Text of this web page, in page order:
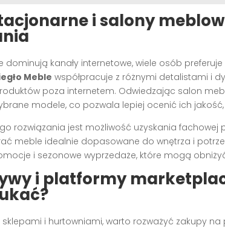
i salony
dominują kanały internetowe, wiele osób
Meble współpracuje z różnymi detalistami i
poza internetem. Odwiedzając salon
modele, co pozwala lepiej ocenić ich jakość,
rozwiązania jest możliwość uzyskania fachowej
meble idealnie dopasowane do wnętrza i
i sezonowe wyprzedaże, które mogą
i platformy
sklepami i hurtowniami, warto rozważyć zakupy